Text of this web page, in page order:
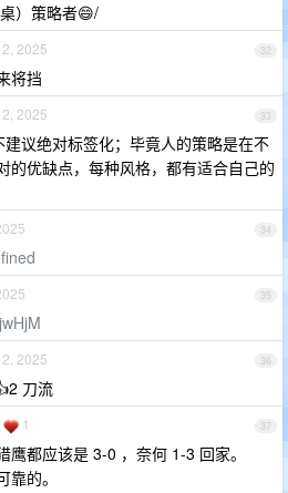
）策略者😄/
32
2025
将挡
33
2025
建议绝对标签化；毕竟人的策略是在不
的优缺点，每种风格，都有适合自己的
34
35
36
2025
刀流
37
1
鹰都应该是 3-0 ，奈何 1-3 回家。
的。